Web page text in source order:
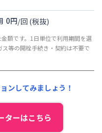
(税抜)
0円/回(税抜)
額です。1日単位で利用期間を選
等の開栓手続き・契約は不要で
ンしてみましょう！
ターはこちら